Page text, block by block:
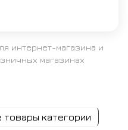
интернет-магазина и
магазинах
товары категории